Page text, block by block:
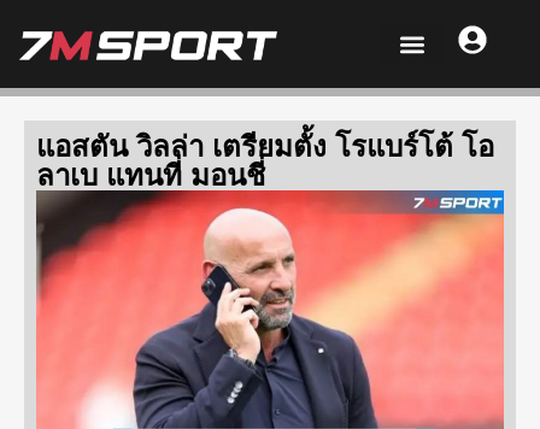
แอสตัน วิลล่า เตรียมตั้ง โรแบร์โต้ โอ
ลาเบ แทนที่ มอนชี่